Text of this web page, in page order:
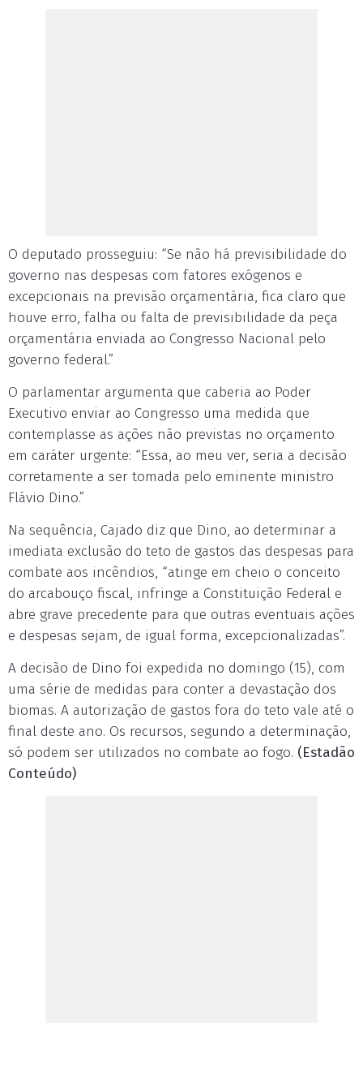
O deputado prosseguiu: “Se não há previsibilidade do
governo nas despesas com fatores exógenos e
excepcionais na previsão orçamentária, fica claro que
houve erro, falha ou falta de previsibilidade da peça
orçamentária enviada ao Congresso Nacional pelo
governo federal.”
O parlamentar argumenta que caberia ao Poder
Executivo enviar ao Congresso uma medida que
contemplasse as ações não previstas no orçamento
em caráter urgente: “Essa, ao meu ver, seria a decisão
corretamente a ser tomada pelo eminente ministro
Flávio Dino.”
Na sequência, Cajado diz que Dino, ao determinar a
imediata exclusão do teto de gastos das despesas para
combate aos incêndios, “atinge em cheio o conceito
do arcabouço fiscal, infringe a Constituição Federal e
abre grave precedente para que outras eventuais ações
e despesas sejam, de igual forma, excepcionalizadas”.
A decisão de Dino foi expedida no domingo (15), com
uma série de medidas para conter a devastação dos
biomas. A autorização de gastos fora do teto vale até o
final deste ano. Os recursos, segundo a determinação,
só podem ser utilizados no combate ao fogo. (Estadão
Conteúdo)